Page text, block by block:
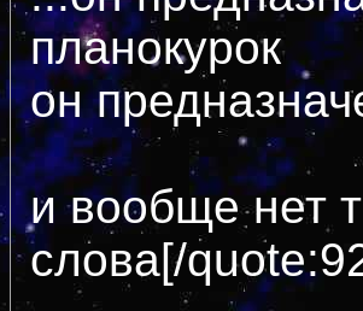
планокурок
он
и вообще нет
слова[/